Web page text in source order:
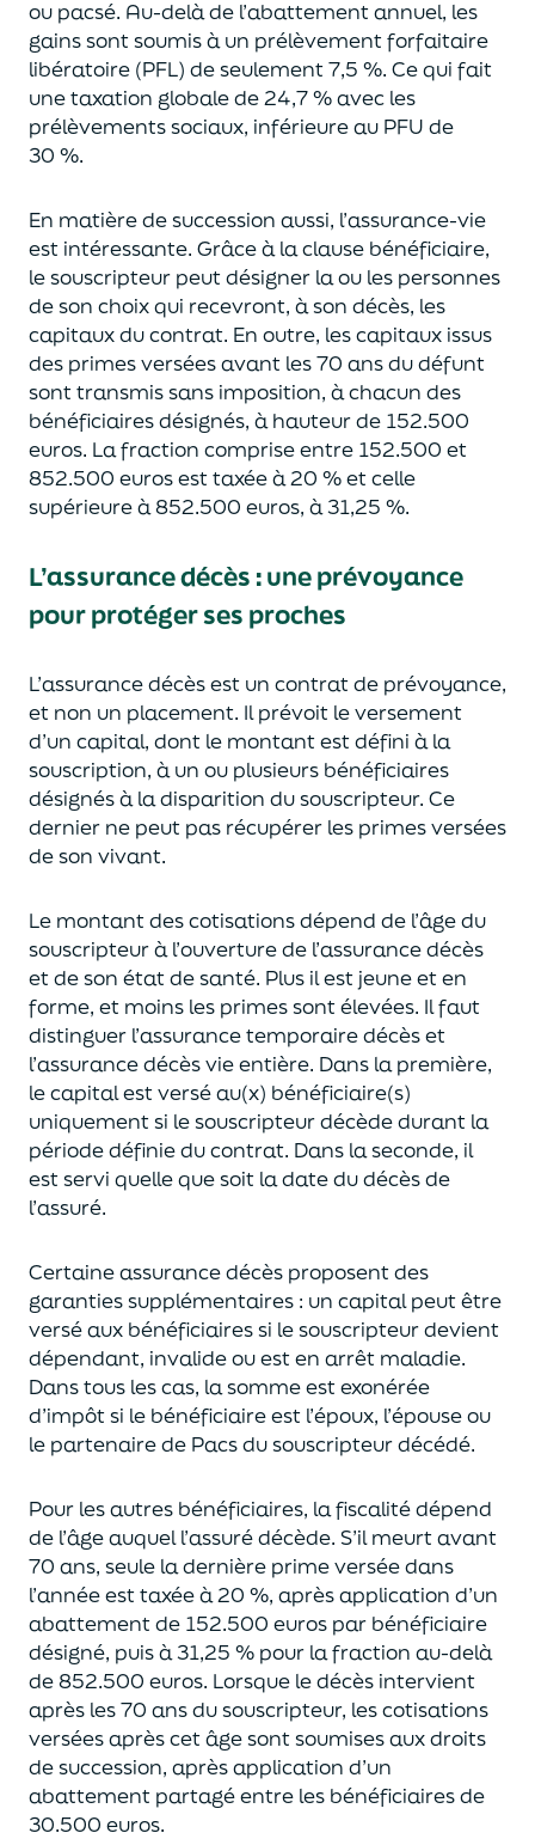
ou pacsé. Au-delàde l’abattement annuel, les
gains sont soumis à un prélèvement forfaitaire
libératoire (PFL) de seulement 7,5 %. Ce qui fait
une taxation globale de24,7 % avec les
prélèvements sociaux, inférieure au PFU de
30 %.
En matière de succession aussi, l’assurance-vie
est intéressante. Grâce à la clause bénéficiaire,
le souscripteur peut désigner la ou les personnes
de son choix qui recevront, à son décès, les
capitaux du contrat. En outre, les capitaux issus
des primes versées avant les 70 ans du défunt
sont transmis sans imposition, à chacun des
bénéficiaires désignés, à hauteur de 152.500
euros. La fraction comprise entre 152.500 et
852.500 eurosest taxée à 20 % et celle
supérieure à 852.500 euros, à 31,25 %.
L’assurance décès :une prévoyance
pour protéger ses proches
L’assurance décès est un contrat de prévoyance,
et non un placement. Il prévoit le versement
d’un capital, dont le montant est défini à la
souscription, à un ou plusieurs bénéficiaires
désignés à la disparition du souscripteur. Ce
dernier ne peut pas récupérer les primes versées
de son vivant.
Le montant des cotisations dépend de l’âgedu
souscripteur à l’ouverture de l’assurance décès
et de son état de santé. Plus il est jeuneet en
forme, et moins les primes sont élevées. Il faut
distinguer l’assurance temporaire décès et
l’assurancedécèsvie entière. Dans la première,
le capital estversé au(x) bénéficiaire(s)
uniquementsi le souscripteur décède durant la
période définie du contrat. Dans la seconde, il
est servi quelle que soit la date du décès de
l’assuré.
Certaine assurance décès proposentdes
garanties supplémentaires : un capitalpeut être
versé aux bénéficiaires si le souscripteur devient
dépendant, invalide ouest en arrêt maladie.
Dans tous les cas, la somme est exonérée
d’impôt si le bénéficiaire est l’époux, l’épouse ou
le partenaire de Pacsdu souscripteur décédé.
Pour les autres bénéficiaires, la fiscalité dépend
de l’âgeauquell’assuré décède. S’il meurt avant
70 ans, seule la dernière prime versée dans
l’année esttaxée à 20 %, après application d’un
abattement de 152.500 euros par bénéficiaire
désigné, puis à 31,25 % pour la fraction au-delà
de852.500 euros. Lorsque le décès intervient
après les 70 ans du souscripteur, les cotisations
versées après cet âge sont soumises aux droits
de succession, après application d’un
abattement partagé entre les bénéficiaires de
30.500 euros.